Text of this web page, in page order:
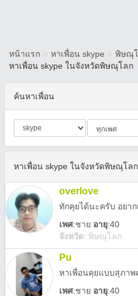
หน้าแรก > หาเพื่อน skype > พิษณุ
หาเพื่อน skype ในจังหวัดพิษณุโลก
ค้นหาเพื่อน
หาเพื่อน skype ในจังหวัดพิษณุโลก
overlove
ทักคุยได้นะครับ อยา
เพศ:ชาย อายุ:40
จังหวัด: พิษณุโลก
Pu
หาเพื่อนคุยแบบสุภาพ
เพศ:ชาย อายุ:40